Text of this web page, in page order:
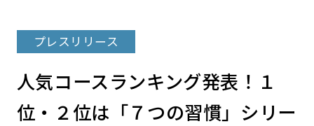
プレスリリース
人気コースランキング発表！１
位・２位は「７つの習慣」シリー